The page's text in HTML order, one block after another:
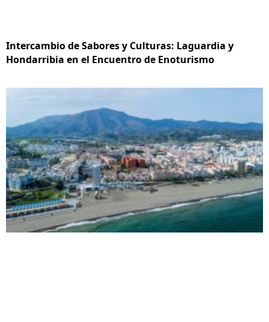
Intercambio de Sabores y Culturas: Laguardia y
Hondarribia en el Encuentro de Enoturismo